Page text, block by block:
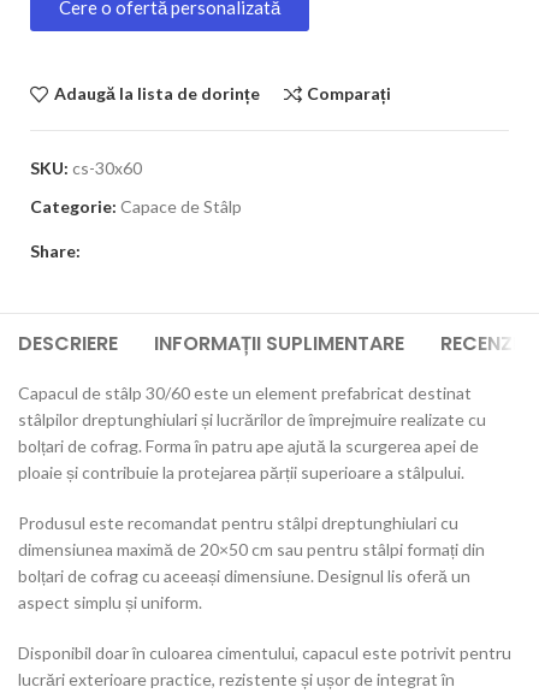
Cere o ofertă personalizată
Adaugă la lista de dorințe Comparați
SKU: cs-30x60
Categorie: Capace de Stâlp
Share:
DESCRIERE INFORMAȚII SUPLIMENTARE RECENZII
Capacul de stâlp 30/60 este un element prefabricat destinat
stâlpilor dreptunghiulari și lucrărilor de împrejmuire realizate cu
bolțari de cofrag. Forma în patru ape ajută la scurgerea apei de
ploaie și contribuie la protejarea părții superioare a stâlpului.
Produsul este recomandat pentru stâlpi dreptunghiulari cu
dimensiunea maximă de 20×50 cm sau pentru stâlpi formați din
bolțari de cofrag cu aceeași dimensiune. Designul lis oferă un
aspect simplu și uniform.
Disponibil doar în culoarea cimentului, capacul este potrivit pentru
lucrări exterioare practice, rezistente și ușor de integrat în